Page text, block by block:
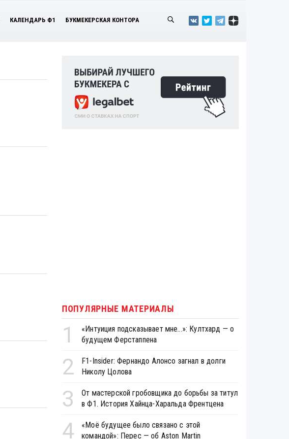
КАЛЕНДАРЬ Ф1 БУКМЕКЕРСКАЯ КОНТОРА
ПОПУЛЯРНЫЕ МАТЕРИАЛЫ
1
«Интуиция подсказывает мне...»: Култхард — о
будущем Ферстаппена
2
F1-Insider: Фернандо Алонсо загнал в долги
Николу Цолова
3
От мастерской гробовщика до борьбы за титул
в Ф1. История Хайнца-Харальда Френтцена
4
«Моё будущее было связано с этой
командой»: Перес — об Aston Martin